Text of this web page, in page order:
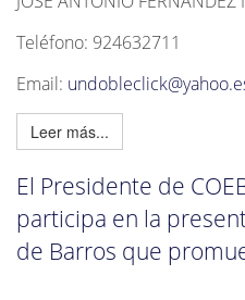
Teléfono: 924632711
Email:
Leer más...
El Presidente de
participa en la
de Barros que